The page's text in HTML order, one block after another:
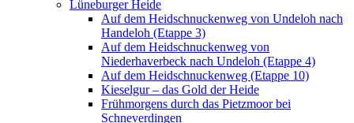
Lüneburger Heide
Auf dem Heidschnuckenweg von Undeloh nach
Handeloh (Etappe 3)
Auf dem Heidschnuckenweg von
Niederhaverbeck nach Undeloh (Etappe 4)
Auf dem Heidschnuckenweg (Etappe 10)
Kieselgur – das Gold der Heide
Frühmorgens durch das Pietzmoor bei
Schneverdingen